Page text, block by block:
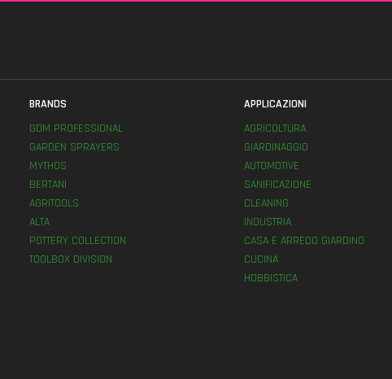
BRANDS
GDM PROFESSIONAL
GARDEN SPRAYERS
MYTHOS
BERTANI
AGRITOOLS
ALTA
POTTERY COLLECTION
TOOLBOX DIVISION
APPLICAZIONI
AGRICOLTURA
GIARDINAGGIO
AUTOMOTIVE
SANIFICAZIONE
CLEANING
INDUSTRIA
CASA E ARREDO GIARDINO
CUCINA
HOBBISTICA